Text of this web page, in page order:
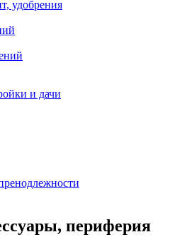
удобрения
и дачи
периферия